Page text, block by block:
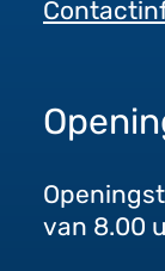
van 8.00